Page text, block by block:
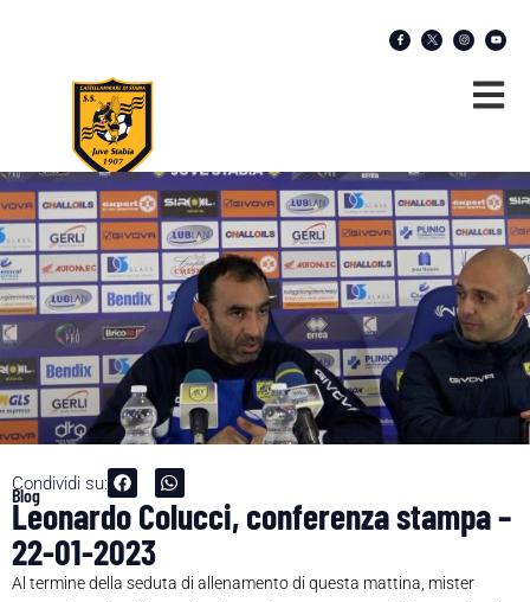
Condividi su:
Blog
Leonardo Colucci, conferenza stampa –
22-01-2023
Al termine della seduta di allenamento di questa mattina, mister